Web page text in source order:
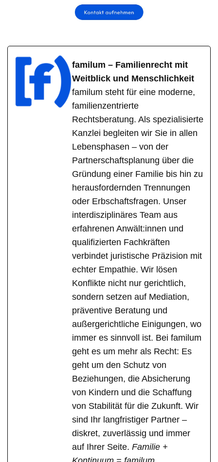
familum – Familienrecht mit
Weitblick und Menschlichkeit
familum steht für eine moderne,
familienzentrierte
Rechtsberatung. Als spezialisierte
Kanzlei begleiten wir Sie in allen
Lebensphasen – von der
Partnerschaftsplanung über die
Gründung einer Familie bis hin zu
herausfordernden Trennungen
oder Erbschaftsfragen. Unser
interdisziplinäres Team aus
erfahrenen Anwält:innen und
qualifizierten Fachkräften
verbindet juristische Präzision mit
echter Empathie. Wir lösen
Konflikte nicht nur gerichtlich,
sondern setzen auf Mediation,
präventive Beratung und
außergerichtliche Einigungen, wo
immer es sinnvoll ist. Bei familum
geht es um mehr als Recht: Es
geht um den Schutz von
Beziehungen, die Absicherung
von Kindern und die Schaffung
von Stabilität für die Zukunft. Wir
sind Ihr langfristiger Partner –
diskret, zuverlässig und immer
auf Ihrer Seite. Familie +